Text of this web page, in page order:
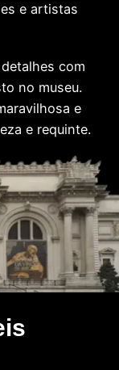
e artistas
com
no museu.
e
e requinte.